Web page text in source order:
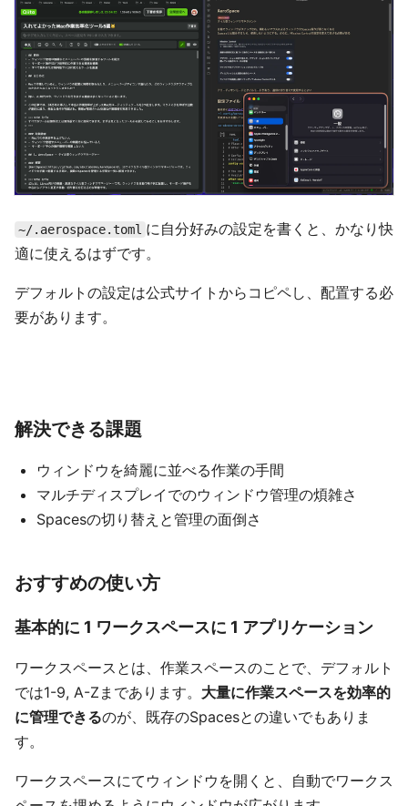
~/.aerospace.toml に自分好みの設定を書くと、かなり快
適に使えるはずです。
デフォルトの設定は公式サイトからコピペし、配置する必
要があります。
解決できる課題
ウィンドウを綺麗に並べる作業の手間
マルチディスプレイでのウィンドウ管理の煩雑さ
Spacesの切り替えと管理の面倒さ
おすすめの使い方
基本的に 1 ワークスペースに 1 アプリケーション
ワークスペースとは、作業スペースのことで、デフォルト
では1-9, A-Zまであります。 大量に作業スペースを効率的
に管理できるのが、既存のSpacesとの違いでもありま
す。
ワークスペースにてウィンドウを開くと、自動でワークス